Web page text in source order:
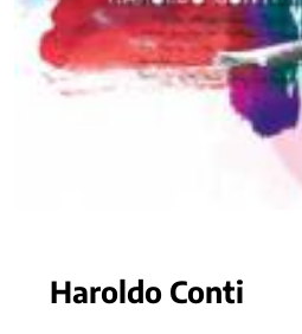
Haroldo Conti